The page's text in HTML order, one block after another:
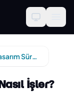
Adana Web Tasarım Süreci Nasıl İşler? Adım Adım Rehber
İşler?